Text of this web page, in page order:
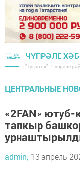
ЧҮПРӘЛЕ
"Туган як" - Чүпрәле
ЦЕНТРАЛЬНЫЕ
«2FAN» ютуб-
тапкыр
admin, 13 апрель